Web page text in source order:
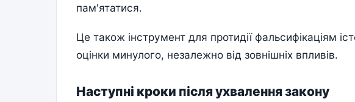
пам'ятатися.
Це також інструмент для протидії фальсифікаціям
оцінки минулого, незалежно від зовнішніх впливів.
Наступні кроки після ухвалення закону